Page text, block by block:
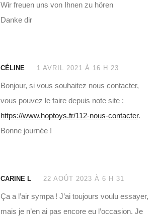
Wir freuen uns von Ihnen zu hören
Danke dir
CÉLINE 1 AVRIL 2021 À 16 H 23
Bonjour, si vous souhaitez nous contacter,
vous pouvez le faire depuis note site :
https://www.hoptoys.fr/112-nous-contacter.
Bonne journée !
CARINE L 22 AOÛT 2023 À 6 H 31
Ça a l’air sympa ! J’ai toujours voulu essayer,
mais je n’en ai pas encore eu l’occasion. Je